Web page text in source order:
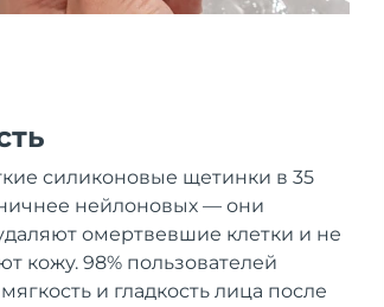
силиконовые щетинки в 35
нейлоновых — они
омертвевшие клетки и не
кожу. 98% пользователей
и гладкость лица после